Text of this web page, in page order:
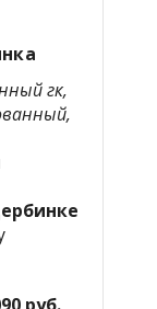
гк,